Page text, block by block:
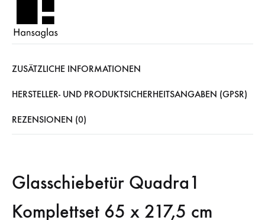
ZUSÄTZLICHE INFORMATIONEN
HERSTELLER- UND PRODUKTSICHERHEITSANGABEN (GPSR)
REZENSIONEN (0)
Glasschiebetür Quadra1
Komplettset 65 x 217,5 cm